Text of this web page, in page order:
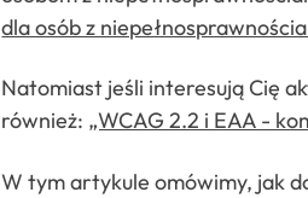
dla osób z
Natomiast jeśli interesują Cię
również: „WCAG 2.2 i EAA -
W tym artykule omówimy, jak